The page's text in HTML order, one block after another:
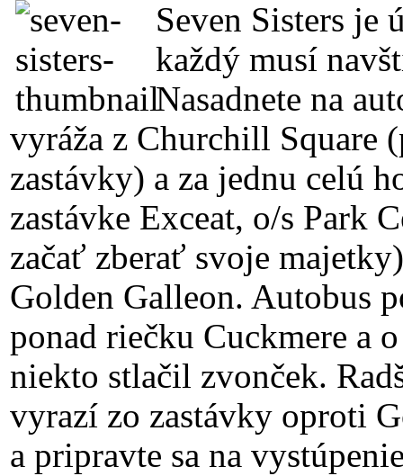
Seven Sisters je
každý musí
Nasadnete na
vyráža z Churchill Square
zastávky) a za jednu celú
zastávke Exceat, o/s Park
začať zberať svoje
Golden Galleon. Autobus
ponad riečku Cuckmere a
niekto stlačil zvonček.
vyrazí zo zastávky oproti
a pripravte sa na